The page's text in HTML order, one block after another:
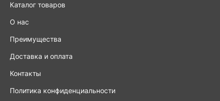
Каталог товаров
О нас
Преимущества
Доставка и оплата
Контакты
Политика конфиденциальности